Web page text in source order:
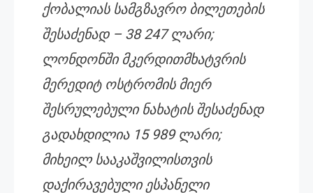
ქობალიას სამგზავრო ბილეთების
შესაძენად – 38 247 ლარი;
ლონდონში მკერდითმხატვრის
მერედიტ ოსტრომის მიერ
შესრულებული ნახატის შესაძენად
გადახდილია 15 989 ლარი;
მიხეილ სააკაშვილისთვის
დაქირავებული ესპანელი